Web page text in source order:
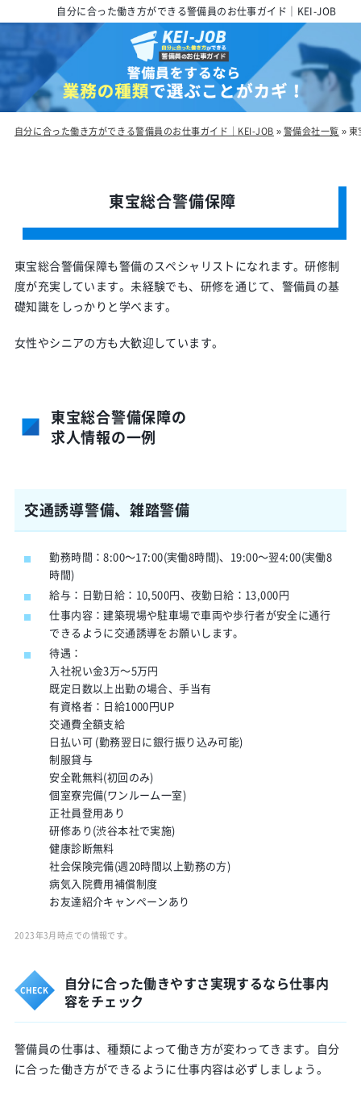
自分に合った働き方ができる警備員のお仕事ガイド｜KEI-JOB
自分に合った働き方ができる警備員のお仕事ガイド｜KEI-JOB »警備会社一覧 »東
東宝総合警備保障
東宝総合警備保障も警備のスペシャリストになれます。研修制
度が充実しています。未経験でも、研修を通じて、警備員の基
礎知識をしっかりと学べます。
女性やシニアの方も大歓迎しています。
東宝総合警備保障の
求人情報の一例
交通誘導警備、雑踏警備
勤務時間：8:00～17:00(実働8時間)、19:00～翌4:00(実働8
時間)
給与：日勤日給：10,500円、夜勤日給：13,000円
仕事内容：建築現場や駐車場で車両や歩行者が安全に通行
できるように交通誘導をお願いします。
待遇：
入社祝い金3万～5万円
既定日数以上出勤の場合、手当有
有資格者：日給1000円UP
交通費全額支給
日払い可 (勤務翌日に銀行振り込み可能)
制服貸与
安全靴無料(初回のみ)
個室寮完備(ワンルーム一室)
正社員登用あり
研修あり(渋谷本社で実施)
健康診断無料
社会保険完備(週20時間以上勤務の方)
病気入院費用補償制度
お友達紹介キャンペーンあり
2023年3月時点での情報です。
自分に合った働きやすさ実現するなら仕事内
容をチェック
警備員の仕事は、種類によって働き方が変わってきます。自分
に合った働き方ができるように仕事内容は必ずしましょう。